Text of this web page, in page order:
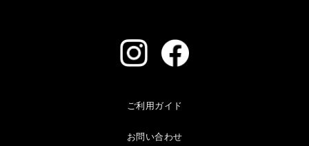
ご利用ガイド
お問い合わせ